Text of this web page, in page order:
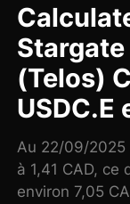
Stargate
(Telos)
USDC.E
Au 22/09/2025
à 1,41 CAD, ce
environ 7,05